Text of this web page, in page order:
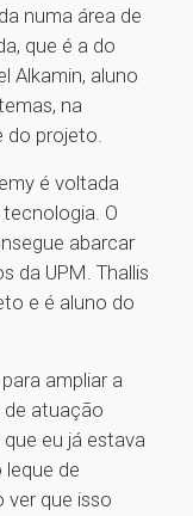
numa área de
que é a do
Alkamin, aluno
na
do projeto.
é voltada
O
abarcar
da UPM. Thallis
e é aluno do
ampliar a
de atuação
eu já estava
de
ver que isso